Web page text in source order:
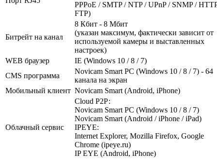
PPPoE / SMTP / NTP / UPnP / SNMP /
FTP)
Битрейт на канал
8 Кбит - 8 Мбит
(указан максимум, фактически зависит от
используемой камеры и выставленных
настроек)
WEB браузер
IE (Windows 10 / 8 / 7)
CMS программа
Novicam Smart PC (Windows 10 / 8 / 7) - 64
канала на экран
Мобильный клиент Novicam Smart (Android, iPhone)
Облачный сервис
Cloud Р2Р:
Novicam Smart PC (Windows 10 / 8 / 7)
Novicam Smart (Android / iPhone / iPad)
IPEYE:
Internet Explorer, Mozilla Firefox, Google
Chrome (ipeye.ru)
IP EYE (Android, iPhone)